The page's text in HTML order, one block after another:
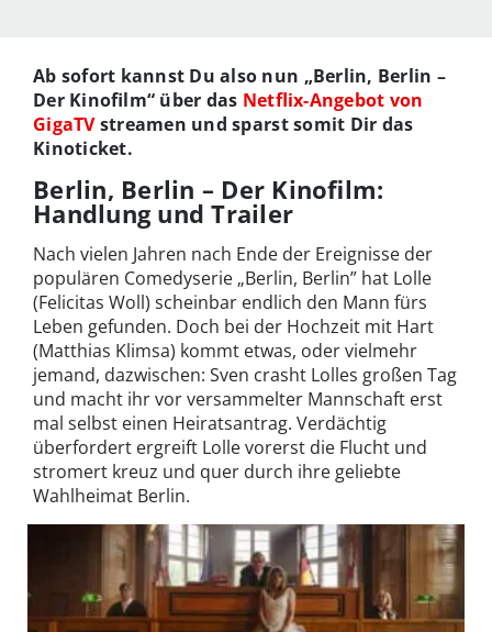
Ab sofort kannst Du also nun „Berlin, Berlin –
Der Kinofilm“ über das Netflix-Angebot von
GigaTVstreamen und sparst somit Dir das
Kinoticket.
Berlin, Berlin – Der Kinofilm:
Handlung und Trailer
Nach vielen Jahren nach Ende der Ereignisse der
populären Comedyserie „Berlin, Berlin” hat Lolle
(Felicitas Woll) scheinbar endlich den Mann fürs
Leben gefunden. Doch bei der Hochzeit mit Hart
(Matthias Klimsa) kommt etwas, oder vielmehr
jemand, dazwischen: Sven crasht Lolles großen Tag
und macht ihr vor versammelter Mannschaft erst
mal selbst einen Heiratsantrag. Verdächtig
überfordert ergreift Lolle vorerst die Flucht und
stromert kreuz und quer durch ihre geliebte
Wahlheimat Berlin.